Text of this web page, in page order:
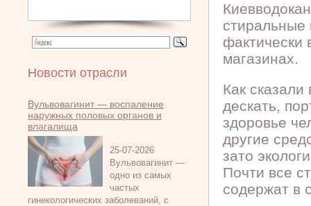
Новости отрасли
Вульвовагинит — воспаление
наружных половых органов и
влагалища
25-07-2026
Вульвовагинит —
одно из самых
частых
гинекологических заболеваний, с
фактически
магазинах.
Как
дескать,
здоровье
другие
зато
Почти все
содержат в